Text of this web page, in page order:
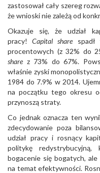
zastosował cały szereg
że wnioski nie zależą od
Okazuje się, że udział
pracy!Capital share
procentowych (z 32% do
share z 73% do 67%.
właśnie zyski
1984 do 7.9% w 2014.
na początku tego okresu
przynoszą straty.
Co jednak oznacza ten
zdecydowanie poza
udział pracy i rosnący
politykę redystrybucyjną,
bogacenie się bogatych,
na temat efektywności.